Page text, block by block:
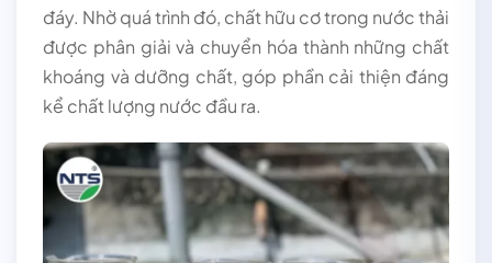
đáy. Nhờ quá trình đó, chất hữu cơ trong nước thải
được phân giải và chuyển hóa thành những chất
khoáng và dưỡng chất, góp phần cải thiện đáng
kể chất lượng nước đầu ra.